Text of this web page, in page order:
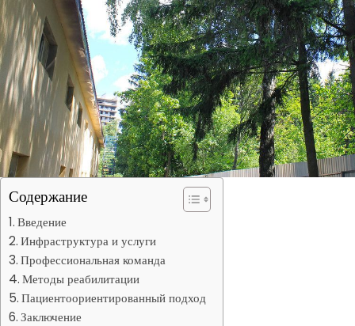
Содержание
Введение
Инфраструктура и услуги
Профессиональная команда
Методы реабилитации
Пациентоориентированный подход
Заключение